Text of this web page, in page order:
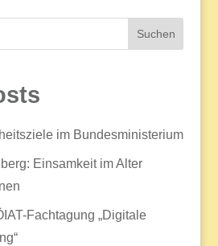
Suchen
im Bundesministerium
Einsamkeit im Alter
Fachtagung „Digitale